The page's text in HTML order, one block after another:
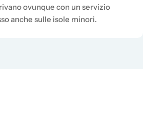
ovunque con un servizio
anche sulle isole minori.